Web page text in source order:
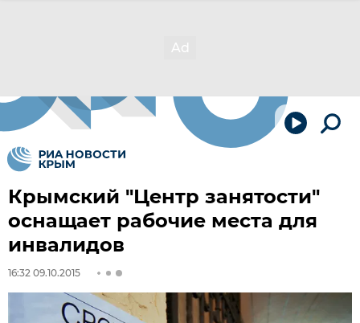
Крымский "Центр занятости"
оснащает рабочие места для
инвалидов
16:32 09.10.2015